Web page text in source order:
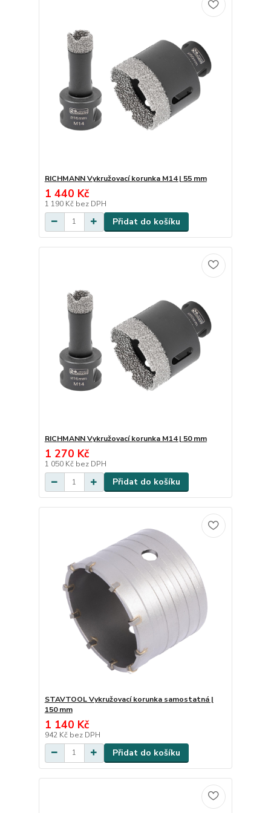
RICHMANN Vykružovací korunka M14 | 55 mm
1 440 Kč
1 190 Kč bez DPH
Přidat do košíku
RICHMANN Vykružovací korunka M14 | 50 mm
1 270 Kč
1 050 Kč bez DPH
Přidat do košíku
STAVTOOL Vykružovací korunka samostatná |
150 mm
1 140 Kč
942 Kč bez DPH
Přidat do košíku